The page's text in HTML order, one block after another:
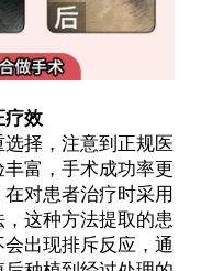
效
择，注意到正规医
富，手术成功率更
在对患者治疗时采用
这种方法提取的患
出现排斥反应，通